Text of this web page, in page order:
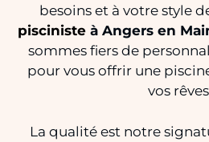
besoins et à votre style
piscinisteà Angers en
sommes fiers de
pour vous offrir une
vos
La qualité est notre